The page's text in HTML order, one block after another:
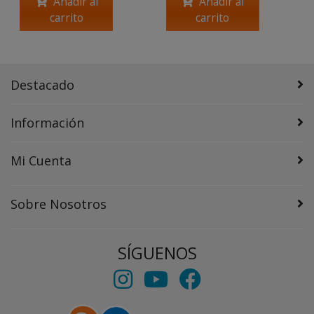
carrito
carrito
Destacado
Información
Mi Cuenta
Sobre Nosotros
SÍGUENOS